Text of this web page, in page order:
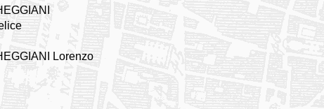
Lorenzo